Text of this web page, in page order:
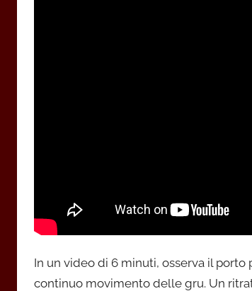
In un video di 6 minuti, osserva il porto
continuo movimento delle gru. Un